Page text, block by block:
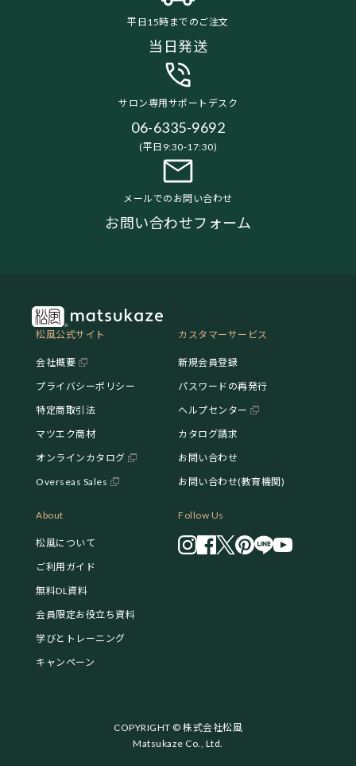
平日15時までのご注文
当日発送
サロン専用サポートデスク
06-6335-9692
(平日9:30-17:30)
メールでのお問い合わせ
お問い合わせフォーム
松風公式サイト
会社概要
プライバシーポリシー
特定商取引法
マツエク商材
オンラインカタログ
Overseas Sales
カスタマーサービス
新規会員登録
パスワードの再発行
ヘルプセンター
カタログ請求
お問い合わせ
お問い合わせ(教育機関)
About
松風について
ご利用ガイド
無料DL資料
会員限定お役立ち資料
学びとトレーニング
キャンペーン
Follow Us
COPYRIGHT © 株式会社松風
Matsukaze Co., Ltd.